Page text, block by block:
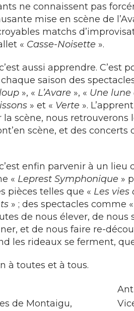
ne connaissent pas
mise en scène de
matchs
« Casse-Noisette ».
aussi apprendre. C’est
saison des
», « L’Avare », « Une
» et « Verte ».
la scène, nous retrouverons
scène, et des
enfin parvenir à un lieu
« Leprest Symphonique »
pièces telles que « Les vies
» ; des spectacles comme «
de nous élever, de nous
et de nous faire re-
les rideaux se ferment,
à toutes et à tous.
de Montaigu,